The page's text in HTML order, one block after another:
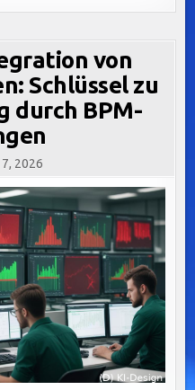
von
Schlüssel zu
durch BPM-
7, 2026